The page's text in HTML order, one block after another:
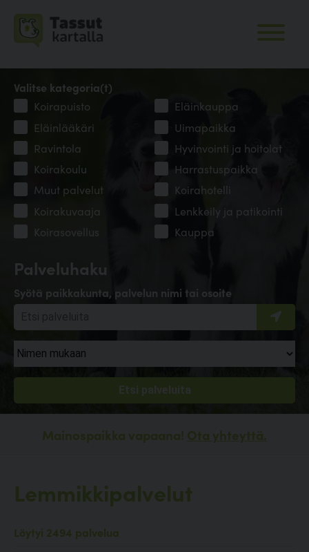
Palveluhaku
Syötä paikkakunta, palvelun nimi tai osoite
Valitse kategoria(t)
Koirapuisto
Eläinkauppa
Eläinlääkäri
Uimapaikka
Ravintola
Hyvinvointi ja hoitolat
Koirakoulu
Harrastuspaikka
Muut palvelut
Koirahotelli
Koirakuvaaja
Lenkkeily ja patikointi
Koirasovellus
Kauppa
Mainospaikka vapaana! Ota yhteyttä.
Lemmikkipalvelut
Löytyi 2494 palvelua